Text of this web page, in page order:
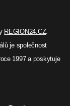
REGION24.CZ.
je společnost
1997 a poskytuje